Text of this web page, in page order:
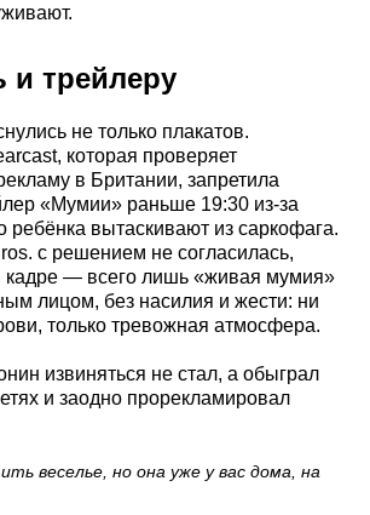
и трейлеру
не только плакатов.
которая проверяет
в Британии, запретила
«Мумии» раньше 19:30 из-за
ребёнка вытаскивают из саркофага.
с решением не согласилась,
кадре — всего лишь «живая мумия»
лицом, без насилия и жести: ни
только тревожная атмосфера.
извиняться не стал, а обыграл
и заодно прорекламировал
веселье, но она уже у вас дома, на